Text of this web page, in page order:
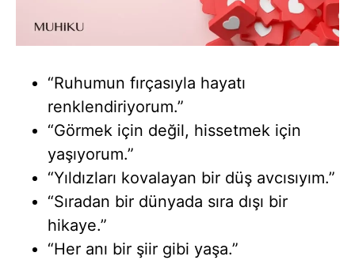
“Ruhumun fırçasıyla hayatı
renklendiriyorum.”
“Görmek için değil, hissetmek için
yaşıyorum.”
“Yıldızları kovalayan bir düş avcısıyım.”
“Sıradan bir dünyada sıra dışı bir
hikaye.”
“Her anı bir şiir gibi yaşa.”